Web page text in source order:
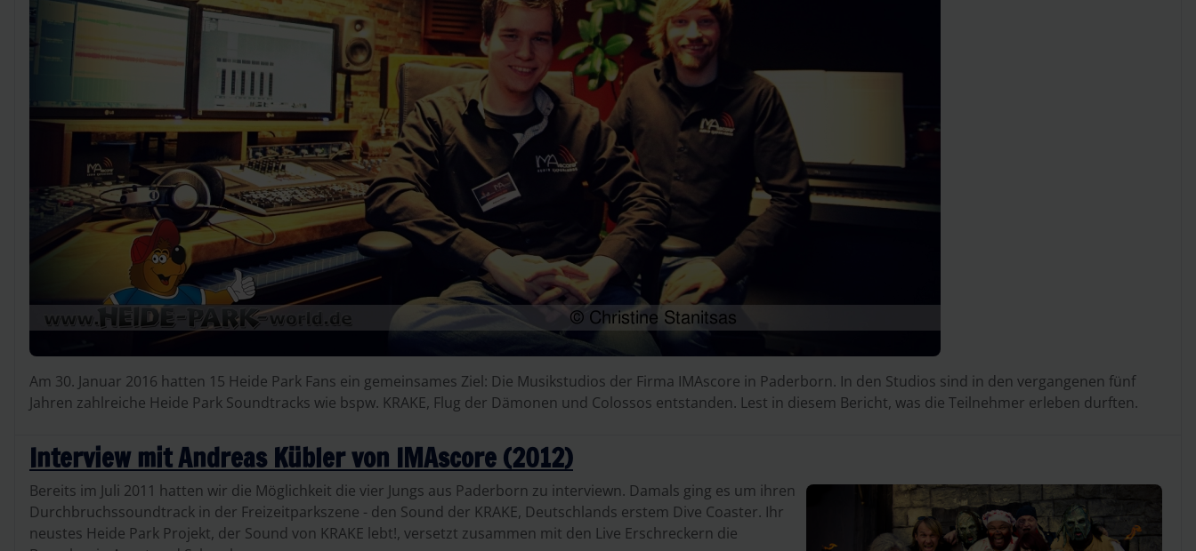
Am 30. Januar 2016 hatten 15 Heide Park Fans ein gemeinsames Ziel: Die Musikstudios der Firma IMAscore in Paderborn. In den Studios sind in den vergangenen fünf
Jahren zahlreiche Heide Park Soundtracks wie bspw. KRAKE, Flug der Dämonen und Colossos entstanden. Lest in diesem Bericht, was die Teilnehmer erleben durften.
Interview mit Andreas Kübler von IMAscore (2012)
Bereits im Juli 2011 hatten wir die Möglichkeit die vier Jungs aus Paderborn zu interviewn. Damals ging es um ihren
Durchbruchssoundtrack in der Freizeitparkszene - den Sound der KRAKE, Deutschlands erstem Dive Coaster. Ihr
neustes Heide Park Projekt, der Sound von KRAKE lebt!, versetzt zusammen mit den Live Erschreckern die